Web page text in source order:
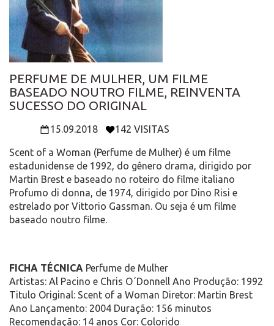
PERFUME DE MULHER, UM FILME
BASEADO NOUTRO FILME, REINVENTA
SUCESSO DO ORIGINAL
15.09.2018 142 VISITAS
Scent of a Woman (Perfume de Mulher) é um filme
estadunidense de 1992, do gênero drama, dirigido por
Martin Brest e baseado no roteiro do filme italiano
Profumo di donna, de 1974, dirigido por Dino Risi e
estrelado por Vittorio Gassman. Ou seja é um filme
baseado noutro filme.
FICHA TÉCNICA Perfume de Mulher
Artistas: Al Pacino e Chris O´Donnell Ano Produção: 1992
Titulo Original: Scent of a Woman Diretor: Martin Brest
Ano Lançamento: 2004 Duração: 156 minutos
Recomendação: 14 anos Cor: Colorido